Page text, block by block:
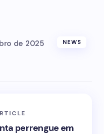
de 2025 NEWS
perrengue em